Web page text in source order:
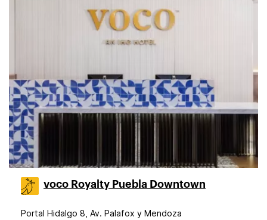
voco Royalty Puebla Downtown
Portal Hidalgo 8, Av. Palafox y Mendoza